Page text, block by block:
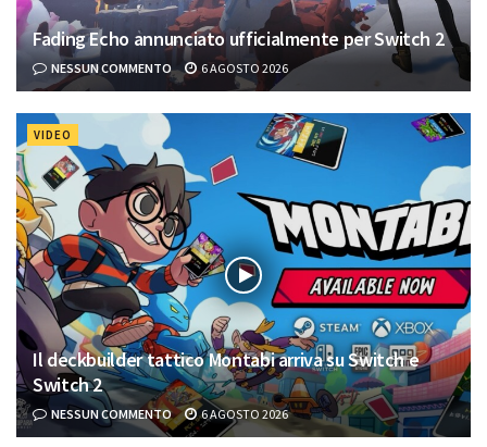
Fading Echo annunciato ufficialmente per Switch 2
NESSUN COMMENTO 6 AGOSTO 2026
VIDEO
Il deckbuilder tattico Montabi arriva su Switch e
Switch 2
NESSUN COMMENTO 6 AGOSTO 2026